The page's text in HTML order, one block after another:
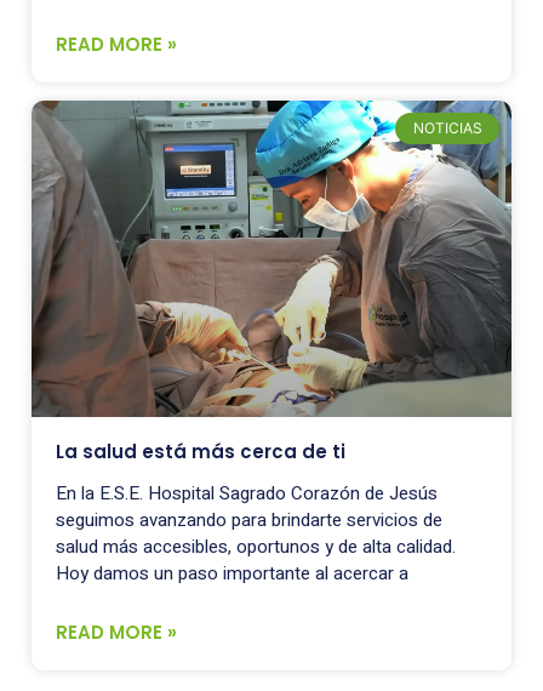
READ MORE »
NOTICIAS
La salud está más cerca de ti
En la E.S.E. Hospital Sagrado Corazón de Jesús
seguimos avanzando para brindarte servicios de
salud más accesibles, oportunos y de alta calidad.
Hoy damos un paso importante al acercar a
READ MORE »